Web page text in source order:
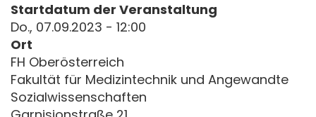
Startdatum der Veranstaltung
Do., 07.09.2023 - 12:00
Ort
FH Oberösterreich
Fakultät für Medizintechnik und Angewandte
Sozialwissenschaften